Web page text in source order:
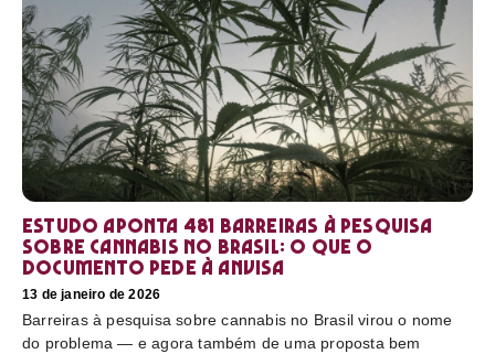
Estudo aponta 481 barreiras à pesquisa
sobre cannabis no Brasil: o que o
documento pede à Anvisa
13 de janeiro de 2026
Barreiras à pesquisa sobre cannabis no Brasil virou o nome
do problema — e agora também de uma proposta bem